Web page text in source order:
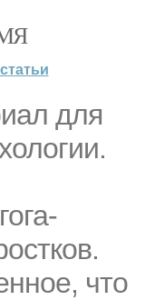
статьи
для
что